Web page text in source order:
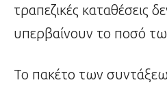
τραπεζικές καταθέσεις
υπερβαίνουν το ποσό
Το πακέτο των